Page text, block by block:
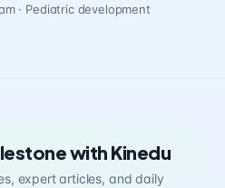
· Pediatric development
with Kinedu
expert articles, and daily